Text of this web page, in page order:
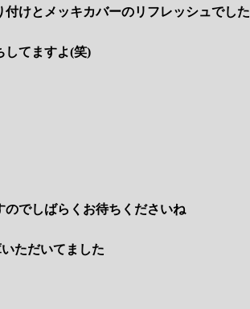
けとメッキカバーのリフレッシュでした
してますよ(笑)
のでしばらくお待ちくださいね
ただいてました